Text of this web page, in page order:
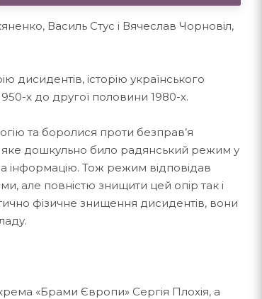
Василь Стус і Вячеслав Чорновіл,
дисидентів, історію українського
х до другої половини 1980-х.
та боролися проти безправ’я
яке дошкульно било радянський режим у
інформацію. Тож режим відповідав
але повністю знищити цей опір так і
фізичне знищення дисидентів, вони
«Брами Європи» Сергія Плохія, а